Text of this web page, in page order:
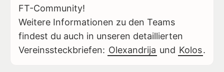
FT-Community!
Weitere Informationen zu den Teams
findest du auch in unseren detaillierten
Vereinssteckbriefen: Olexandrija und Kolos.